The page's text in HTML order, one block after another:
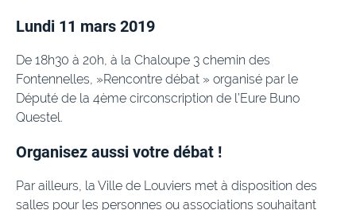
Lundi 11 mars 2019
De 18h30 à 20h, à la Chaloupe 3 chemin des
Fontennelles, »Rencontre débat » organisé par le
Député de la 4ème circonscription de l’Eure Buno
Questel.
Organisez aussi votre débat !
Par ailleurs, la Ville de Louviers met à disposition des
salles pour les personnes ou associations souhaitant